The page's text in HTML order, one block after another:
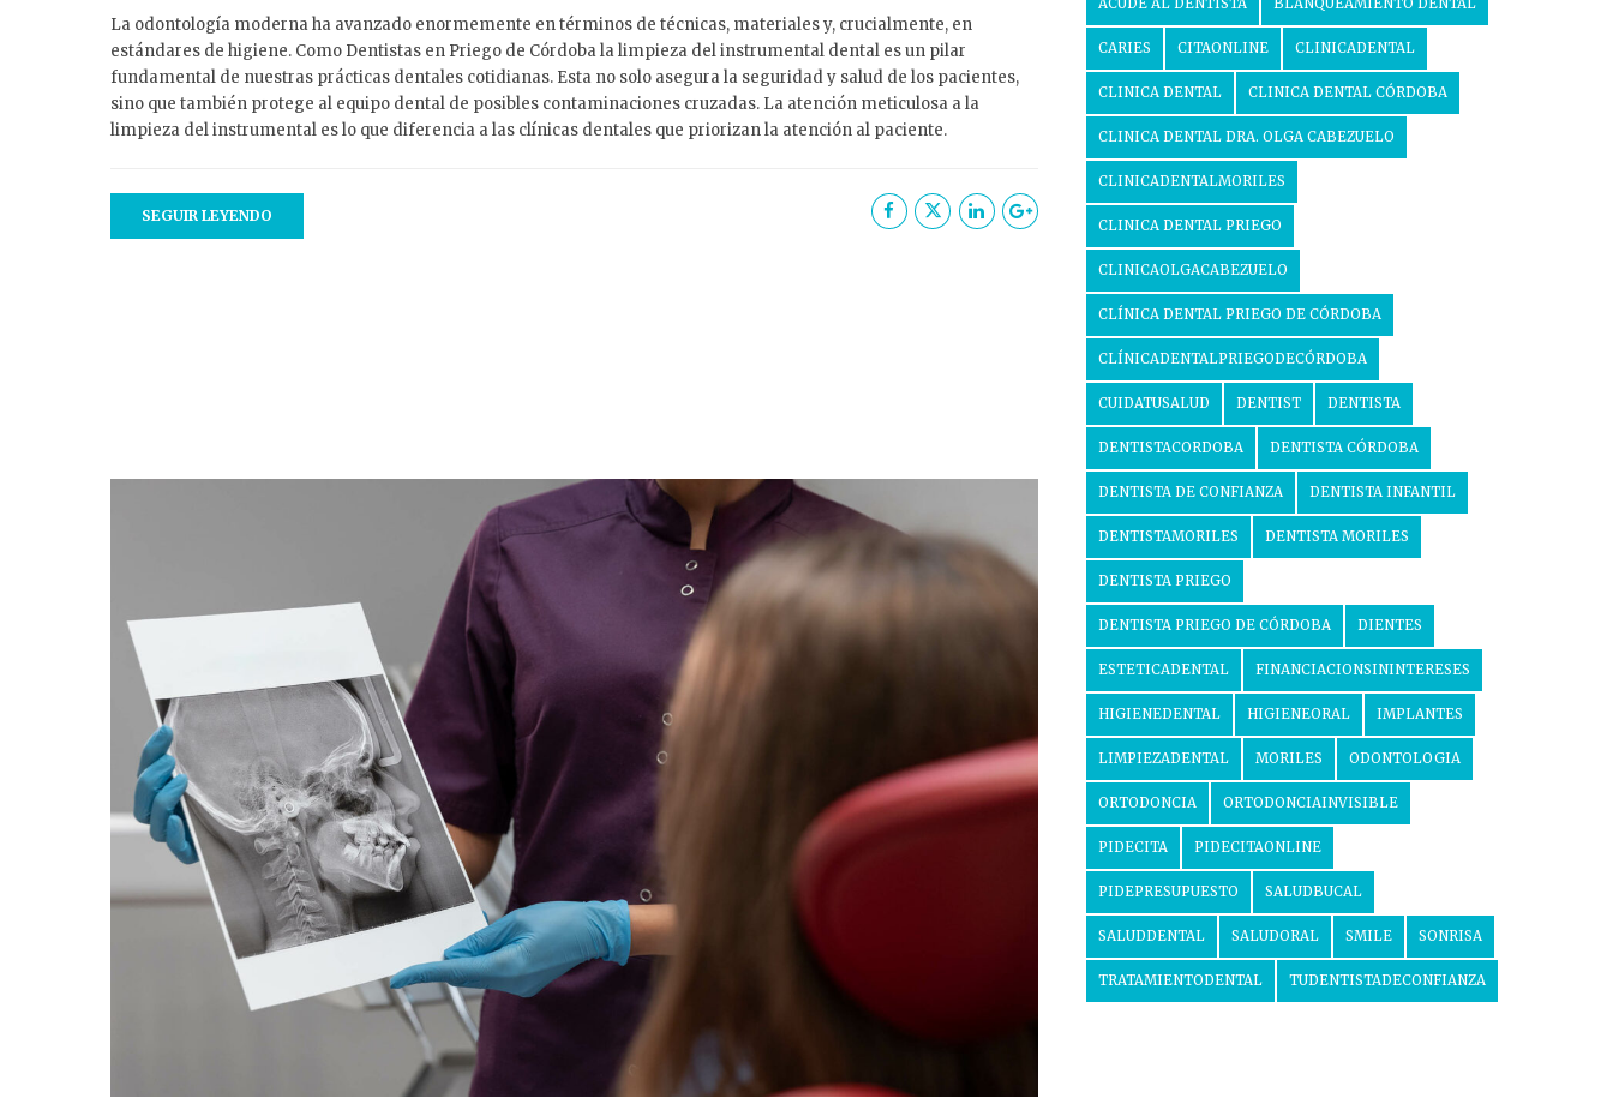
La odontología moderna ha avanzado enormemente en términos de técnicas, materiales y, crucialmente, en
estándares de higiene. Como Dentistas en Priego de Córdoba la limpieza del instrumental dental es un pilar
fundamental de nuestras prácticas dentales cotidianas. Esta no solo asegura la seguridad y salud de los pacientes,
sino que también protege al equipo dental de posibles contaminaciones cruzadas. La atención meticulosa a la
limpieza del instrumental es lo que diferencia a las clínicas dentales que priorizan la atención al paciente.
SEGUIR LEYENDO
ACUDE AL DENTISTA BLANQUEAMIENTO DENTAL
CARIES CITAONLINE CLINICADENTAL
CLINICA DENTAL CLINICA DENTAL CÓRDOBA
CLINICA DENTAL DRA. OLGA CABEZUELO
CLINICADENTALMORILES
CLINICA DENTAL PRIEGO
CLINICAOLGACABEZUELO
CLÍNICA DENTAL PRIEGO DE CÓRDOBA
CLÍNICADENTALPRIEGODECÓRDOBA
CUIDATUSALUD DENTIST DENTISTA
DENTISTACORDOBA DENTISTA CÓRDOBA
DENTISTA DE CONFIANZA DENTISTA INFANTIL
DENTISTAMORILES DENTISTA MORILES
DENTISTA PRIEGO
DENTISTA PRIEGO DE CÓRDOBA DIENTES
ESTETICADENTAL FINANCIACIONSININTERESES
HIGIENEDENTAL HIGIENEORAL IMPLANTES
LIMPIEZADENTAL MORILES ODONTOLOGIA
ORTODONCIA ORTODONCIAINVISIBLE
PIDECITA PIDECITAONLINE
PIDEPRESUPUESTO SALUDBUCAL
SALUDDENTAL SALUDORAL SMILE SONRISA
TRATAMIENTODENTAL TUDENTISTADECONFIANZA